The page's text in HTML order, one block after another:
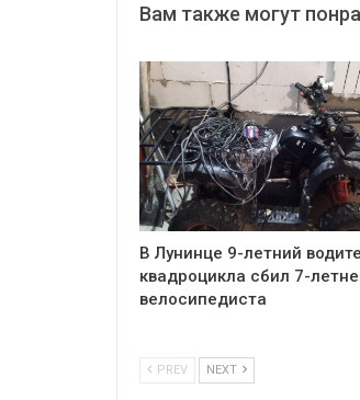
Вам также могут
В Лунинце 9-летний
квадроцикла сбил 7-
велосипедиста
PREV NEXT